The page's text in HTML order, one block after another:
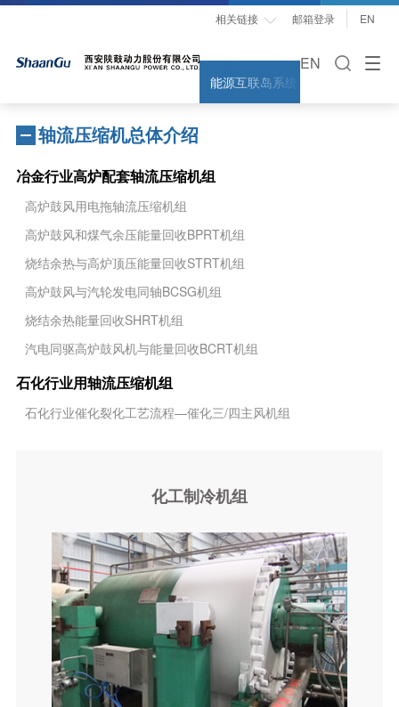
相关链接  邮箱登录 EN
EN
能源互联岛系统解决方案
轴流压缩机总体介绍
冶金行业高炉配套轴流压缩机组
高炉鼓风用电拖轴流压缩机组
高炉鼓风和煤气余压能量回收BPRT机组
烧结余热与高炉顶压能量回收STRT机组
高炉鼓风与汽轮发电同轴BCSG机组
烧结余热能量回收SHRT机组
汽电同驱高炉鼓风机与能量回收BCRT机组
石化行业用轴流压缩机组
石化行业催化裂化工艺流程—催化三/四主风机组
离心压缩机总体介绍
LNG机组
空分机组
天然气长输管线机组
石油化工及天然气领域用离心机组
化工制冷机组